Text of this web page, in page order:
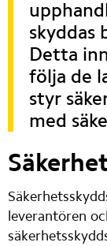
skyddas
Detta
följa de
styr
med
leverantören